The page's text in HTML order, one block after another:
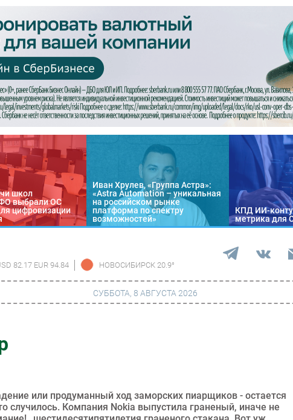
школ
выбрали ОС
цифровизации
Иван Хрулев, «Группа Астра»:
«Astra Automation – уникальная
на российском рынке
платформа по спектру
возможностей»
КПД ИИ-
метрика для
82.17 EUR 94.84 НОВОСИБИРСК 20.9°
Безопасность
Инновации
СУББОТА, 8 АВГУСТА 2026
или продуманный ход заморских пиарщиков - остается
случилось. Компания Nokia выпустила граненый, иначе не